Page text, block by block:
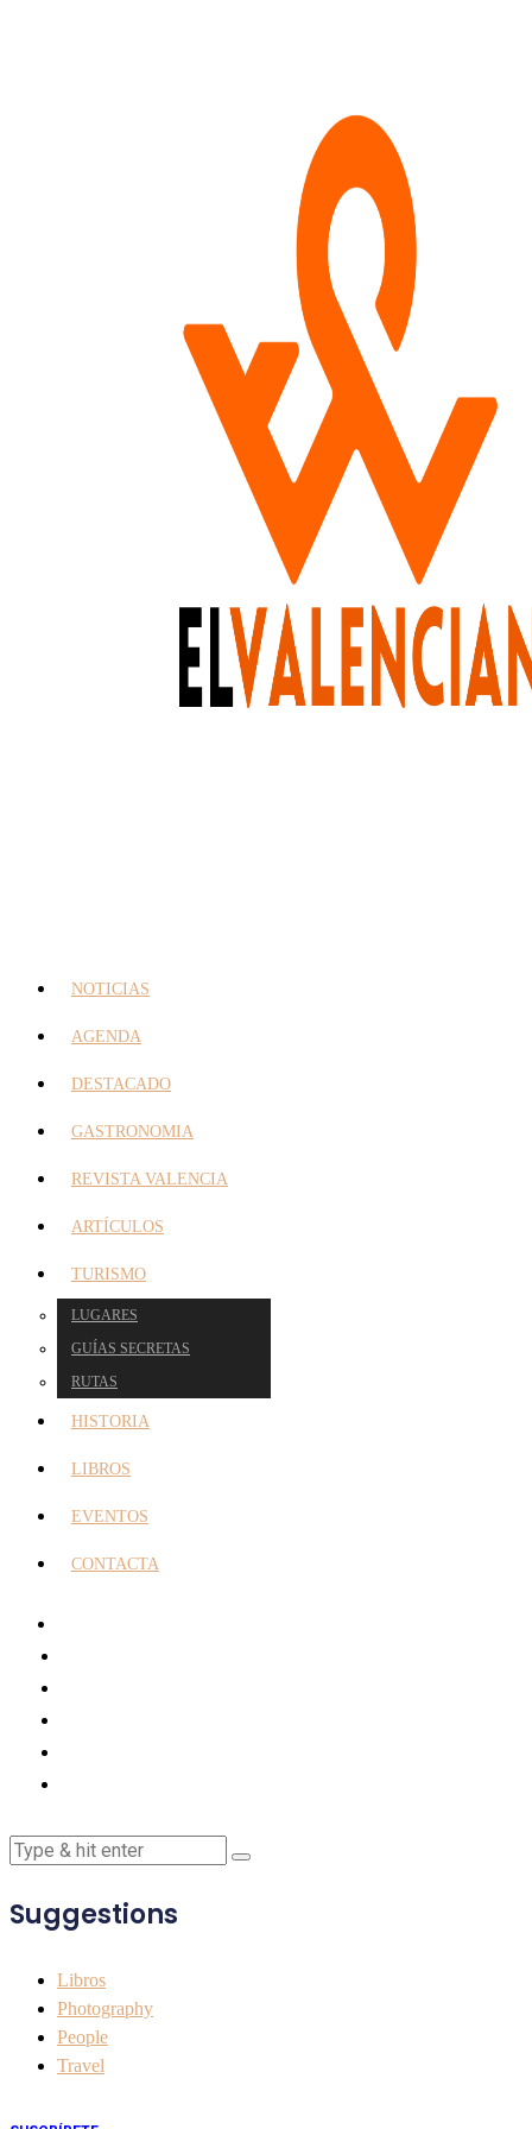
NOTICIAS
AGENDA
DESTACADO
GASTRONOMIA
REVISTA VALENCIA
ARTÍCULOS
TURISMO
LUGARES
GUÍAS SECRETAS
RUTAS
HISTORIA
LIBROS
EVENTOS
CONTACTA
Suggestions
Libros
Photography
People
Travel